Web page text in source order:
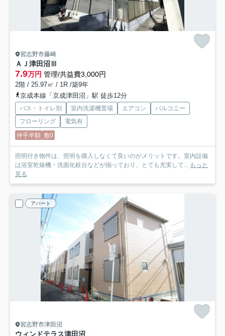
習志野市藤崎
ＡＪ津田沼Ⅲ
7.9万円 管理/共益費3,000円
2階 / 25.97㎡ / 1R /築9年
京成本線「京成津田沼」駅 徒歩12分
バス・トイレ別 室内洗濯機置場 エアコン
バルコニー
フローリング
電気有
仲手半額 敷0
照明付き物件は、照明を購入しなくて良いのがメリットです。室内設備
は浴室乾燥機・洗面化粧台などが揃っており、とても充実して...
もっと
見る
アパート
習志野市津田沼
ウィンドテラス津田沼